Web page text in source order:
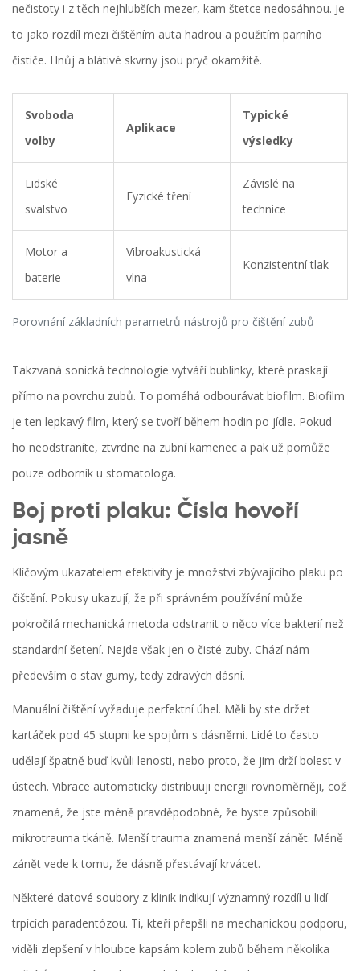
nečistoty i z těch nejhlubších mezer, kam štetce nedosáhnou. Je
to jako rozdíl mezi čištěním auta hadrou a použitím parního
čističe. Hnůj a blátivé skvrny jsou pryč okamžitě.
Porovnání základních parametrů nástrojů pro čištění zubů
Svoboda
volby
Aplikace
Typické
výsledky
Lidské
svalstvo
Fyzické tření
Závislé na
technice
Motor a
baterie
Vibroakustická
vlna
Konzistentní tlak
Takzvaná sonická technologie vytváří bublinky, které praskají
přímo na povrchu zubů. To pomáhá odbourávat biofilm. Biofilm
je ten lepkavý film, který se tvoří během hodin po jídle. Pokud
ho neodstraníte, ztvrdne na zubní kamenec a pak už pomůže
pouze odborník u stomatologa.
Boj proti plaku: Čísla hovoří
jasně
Klíčovým ukazatelem efektivity je množství zbývajícího plaku po
čištění. Pokusy ukazují, že při správném používání může
pokročilá mechanická metoda odstranit o něco více bakterií než
standardní šetení. Nejde však jen o čisté zuby. Chází nám
především o stav gumy, tedy zdravých dásní.
Manuální čištění vyžaduje perfektní úhel. Měli by ste držet
kartáček pod 45 stupni ke spojům s dásněmi. Lidé to často
udělají špatně buď kvůli lenosti, nebo proto, že jim drží bolest v
ústech. Vibrace automaticky distribuuji energii rovnoměrněji, což
znamená, že jste méně pravděpodobné, že byste způsobili
mikrotrauma tkáně. Menší trauma znamená menší zánět. Méně
zánět vede k tomu, že dásně přestávají krvácet.
Některé datové soubory z klinik indikují významný rozdíl u lidí
trpících paradentózou. Ti, kteří přepšli na mechanickou podporu,
viděli zlepšení v hloubce kapsám kolem zubů během několika